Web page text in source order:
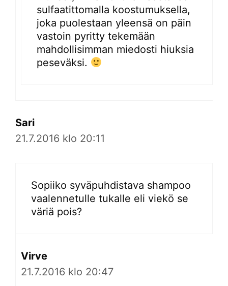
sulfaatittomalla koostumuksella,
joka puolestaan yleensä on päin
vastoin pyritty tekemään
mahdollisimman miedosti hiuksia
peseväksi.
Sari
21.7.2016 klo 20:11
Sopiiko syväpuhdistava shampoo
vaalennetulle tukalle eli viekö se
väriä pois?
Virve
21.7.2016 klo 20:47